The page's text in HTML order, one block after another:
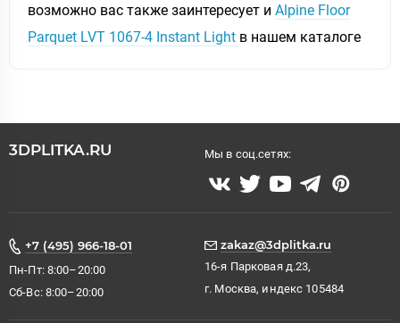
возможно вас также заинтересует и Alpine Floor
Parquet LVT 1067-4 Instant Light в нашем каталоге
3DPLITKA.RU Мы в соц.сетях:
+7 (495) 966-18-01
Пн-Пт: 8:00–20:00
Сб-Вс: 8:00–20:00
zakaz@3dplitka.ru
16-я Парковая д.23,
г. Москва, индекс 105484